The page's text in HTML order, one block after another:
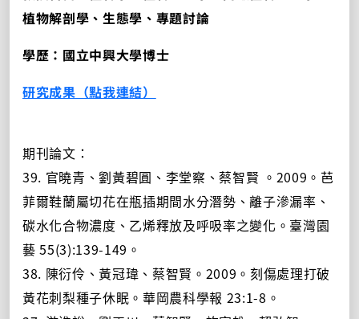
植物解剖學、生態學、專題討論
學歷：國立中興大學博士
研究成果（點我連結）
期刊論文：
39. 官曉青、劉黃碧圓、李堂察、蔡智賢 。2009。芭
菲爾鞋蘭屬切花在瓶插期間水分潛勢、離子滲漏率、
碳水化合物濃度、乙烯釋放及呼吸率之變化。臺灣園
藝 55(3):139-149。
38. 陳衍伶、黃冠瑋、蔡智賢。2009。刻傷處理打破
黃花刺梨種子休眠。華岡農科學報 23:1-8。